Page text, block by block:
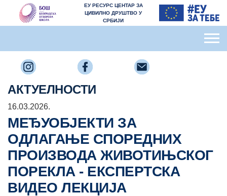
ЕУ РЕСУРС ЦЕНТАР ЗА
ЦИВИЛНО ДРУШТВО У
СРБИЈИ
АКТУЕЛНОСТИ
16.03.2026.
МЕЂУОБЈЕКТИ ЗА
ОДЛАГАЊЕ СПОРЕДНИХ
ПРОИЗВОДА ЖИВОТИЊСКОГ
ПОРЕКЛА - ЕКСПЕРТСКА
ВИДЕО ЛЕКЦИЈА